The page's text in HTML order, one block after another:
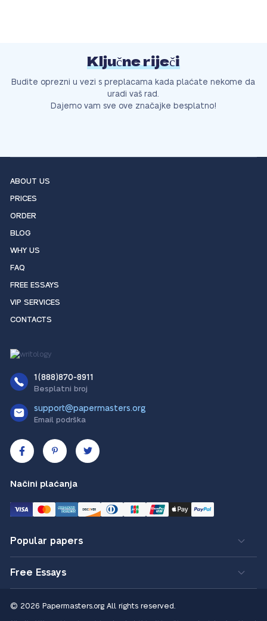
Ključne riječi
Budite oprezni u vezi s preplacama kada plaćate nekome da
uradi vaš rad.
Dajemo vam sve ove značajke besplatno!
ABOUT US
PRICES
ORDER
BLOG
WHY US
FAQ
FREE ESSAYS
VIP SERVICES
CONTACTS
1(888)870-8911
Besplatni broj
support@papermasters.org
Email podrška
Načini plaćanja
Popular papers
Free Essays
© 2026 Papermasters.org All rights reserved.